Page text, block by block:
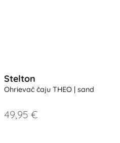
Stelton
Ohrievač čaju THEO | sand
49,95 €